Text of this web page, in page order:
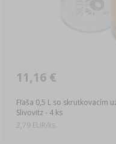
Fľaša 0,5 L so skrutkovacím
Slivovitz - 4 ks
11,16 €
2,79 EUR/ks.